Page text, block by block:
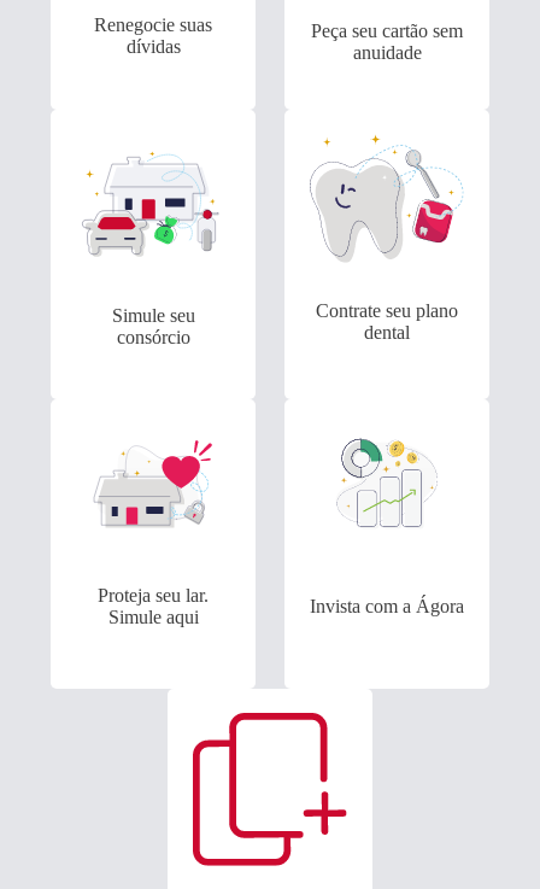
Renegocie suas
dívidas
Peça seu cartão sem
anuidade
Simule seu
consórcio
Contrate seu plano
dental
Proteja seu lar.
Simule aqui
Invista com a Ágora